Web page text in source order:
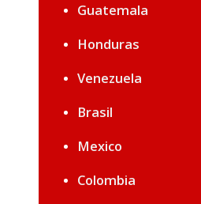
Guatemala
Honduras
Venezuela
Brasil
Mexico
Colombia